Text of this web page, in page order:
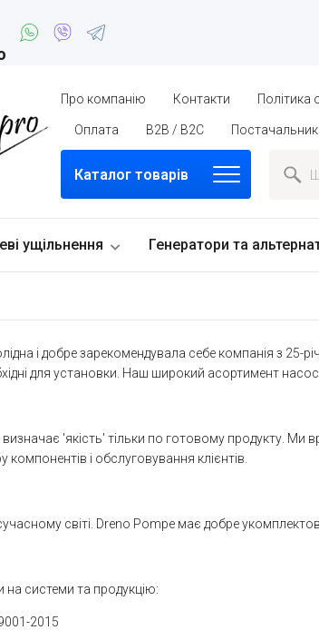
Про компанію Контакти Політика
Оплата B2B / B2C
Каталог товарів
ущільнення Генератори та
і добре зарекомендувала себе компанія з
для установки. Наш широкий асортимент
'якість' тільки по готовому продукту. Ми
компонентів і обслуговування клієнтів.
світі. Dreno Pompe має добре
на системи та продукцію:
2015